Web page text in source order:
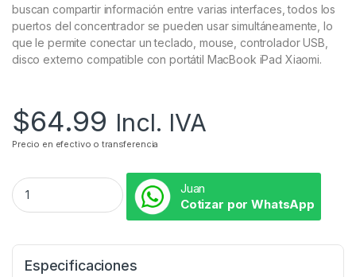
buscan compartir información entre varias interfaces, todos los
puertos del concentrador se pueden usar simultáneamente, lo
que le permite conectar un teclado, mouse, controlador USB,
disco externo compatible con portátil MacBook iPad Xiaomi.
$64.99 Incl. IVA
Precio en efectivo o transferencia
Juan
Cotizar por WhatsApp
Especificaciones